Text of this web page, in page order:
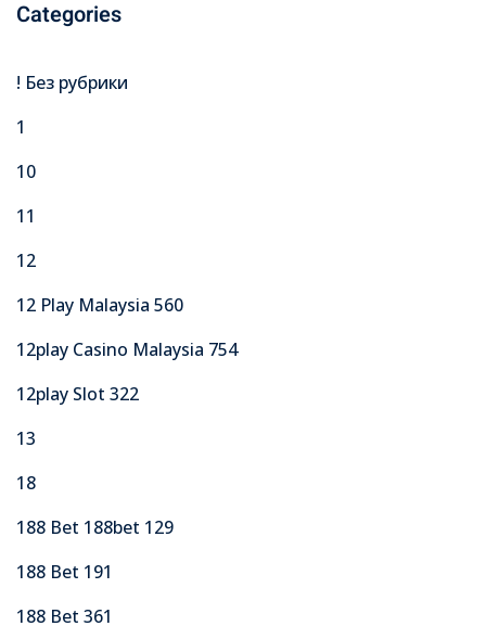
Categories
! Без рубрики
1
10
11
12
12 Play Malaysia 560
12play Casino Malaysia 754
12play Slot 322
13
18
188 Bet 188bet 129
188 Bet 191
188 Bet 361